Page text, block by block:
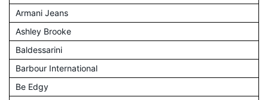
Armani Jeans
Ashley Brooke
Baldessarini
Barbour International
Be Edgy